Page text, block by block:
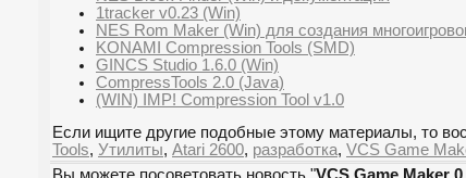
1tracker v0.23 (Win)
NES Rom Maker (Win) для создания
KONAMI Compression Tools (SMD)
GINCS Studio 1.6.0 (Win)
CompressTools 2.0 (Java)
(WIN) IMP! Compression Tool v1.0
Если ищите другие подобные этому материалы, то
Tools, Утилиты, Atari 2600, разработка, VCS Game